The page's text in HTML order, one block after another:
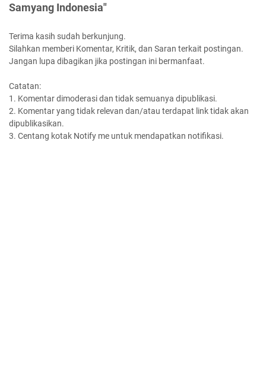
Samyang Indonesia"
Terima kasih sudah berkunjung.
Silahkan memberi Komentar, Kritik, dan Saran terkait postingan.
Jangan lupa dibagikan jika postingan ini bermanfaat.
Catatan:
1. Komentar dimoderasi dan tidak semuanya dipublikasi.
2. Komentar yang tidak relevan dan/atau terdapat link tidak akan
dipublikasikan.
3. Centang kotak Notify me untuk mendapatkan notifikasi.